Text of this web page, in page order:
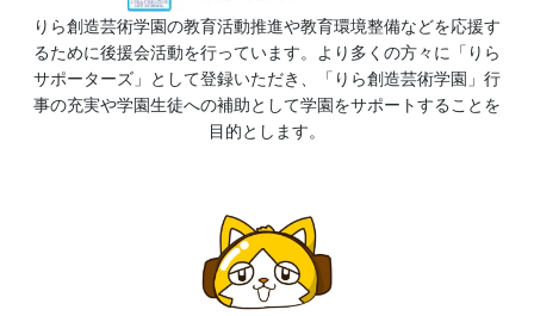
りら創造芸術学園の教育活動推進や教育環境整備などを応援す
るために後援会活動を行っています。より多くの方々に「りら
サポーターズ」として登録いただき、「りら創造芸術学園」行
事の充実や学園生徒への補助として学園をサポートすることを
目的とします。